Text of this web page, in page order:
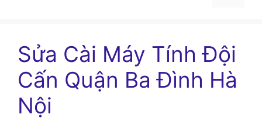
Sửa Cài Máy Tính Đội
Cấn Quận Ba Đình Hà
Nội